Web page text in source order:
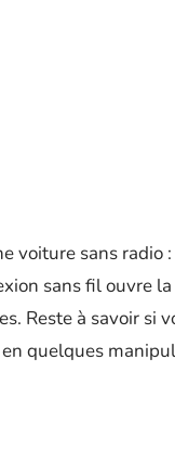
voiture sans radio
sans fil ouvre
Reste à savoir si
quelques